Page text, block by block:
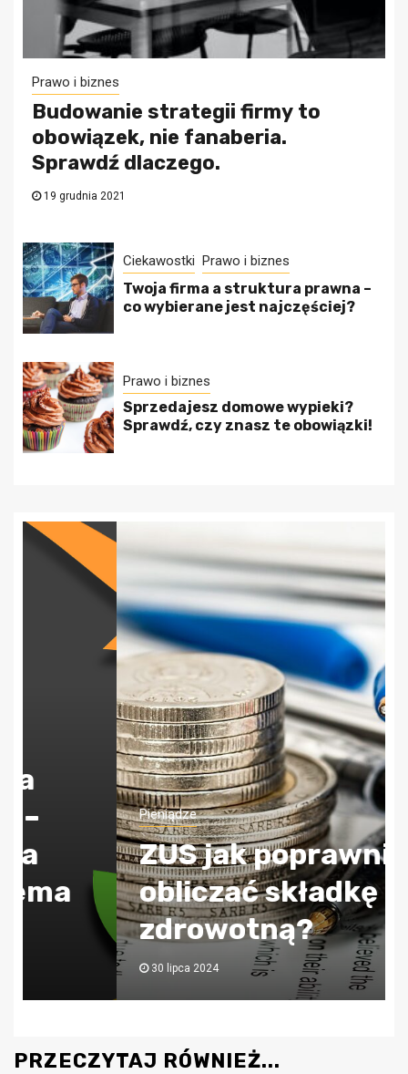
Prawo i biznes
Budowanie strategii firmy to
obowiązek, nie fanaberia.
Sprawdź dlaczego.
19 grudnia 2021
Ciekawostki Prawo i biznes
Twoja firma a struktura prawna –
co wybierane jest najczęściej?
Prawo i biznes
Sprzedajesz domowe wypieki?
Sprawdź, czy znasz te obowiązki!
ZUS jak poprawnie
obliczać składkę
zdrowotną?
30 lipca 2024
PRZECZYTAJ RÓWNIEŻ...